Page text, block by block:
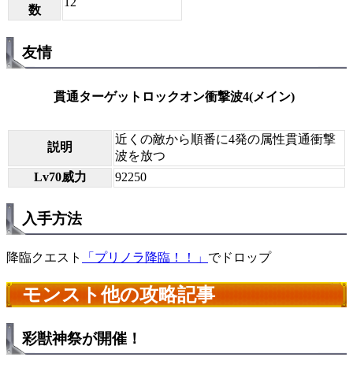
数
友情
貫通ターゲットロックオン衝撃波4(メイン)
説明
近くの敵から順番に4発の属性貫通衝撃
波を放つ
Lv70威力
92250
入手方法
降臨クエスト 「プリノラ降臨！！」 でドロップ
モンスト他の攻略記事
彩獣神祭が開催！